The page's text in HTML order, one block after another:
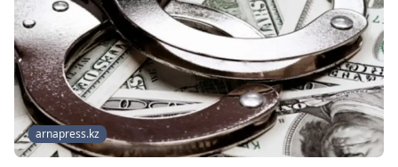
arnapress.kz